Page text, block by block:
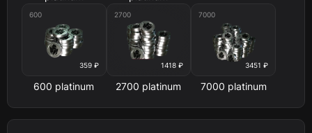
359 ₽
600
600 platinum
1418 ₽
2700
2700 platinum
3451 ₽
7000
7000 platinum